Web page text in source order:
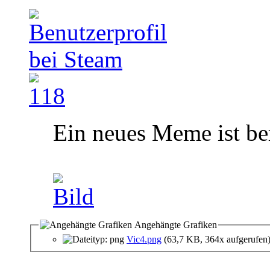
Ein neues Meme ist
Angehängte Grafiken
Vic4.png (63,7 KB, 364x aufgerufen)